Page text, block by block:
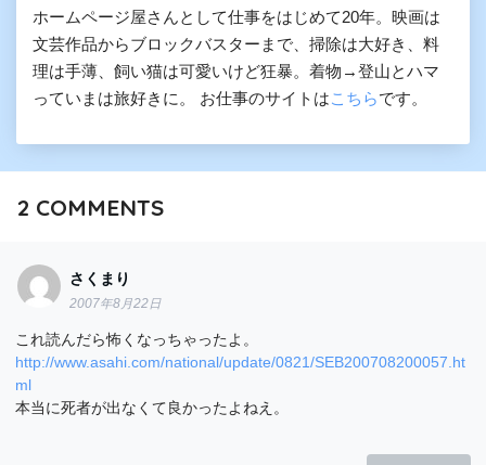
ホームページ屋さんとして仕事をはじめて20年。映画は
文芸作品からブロックバスターまで、掃除は大好き、料
理は手薄、飼い猫は可愛いけど狂暴。着物→登山とハマ
っていまは旅好きに。 お仕事のサイトはこちらです。
2 COMMENTS
さくまり
2007年8月22日
これ読んだら怖くなっちゃったよ。
http://www.asahi.com/national/update/0821/SEB200708200057.ht
ml
本当に死者が出なくて良かったよねえ。